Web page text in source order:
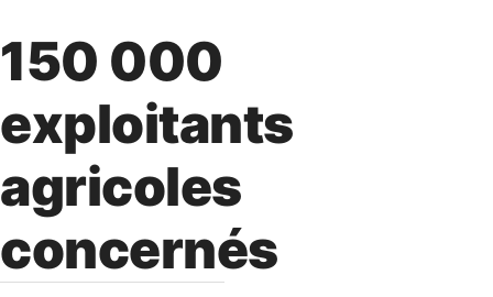
150 000
exploitants
agricoles
concernés